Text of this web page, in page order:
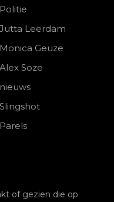
Politie
Jutta Leerdam
Monica Geuze
Alex Soze
nieuws
Slingshot
Parels
of gezien die op